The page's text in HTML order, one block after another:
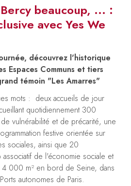
beaucoup, ... :
avec Yes We
découvrez l'historique
Espaces Communs et tiers
témoin "Les Amarres"
mots : deux accueils de jour
quotidiennement 300
vulnérabilité et de précarité, une
festive orientée sur
sociales, ainsi que 20
associatif de l'économie sociale et
4 000 m² en bord de Seine, dans
autonomes de Paris.